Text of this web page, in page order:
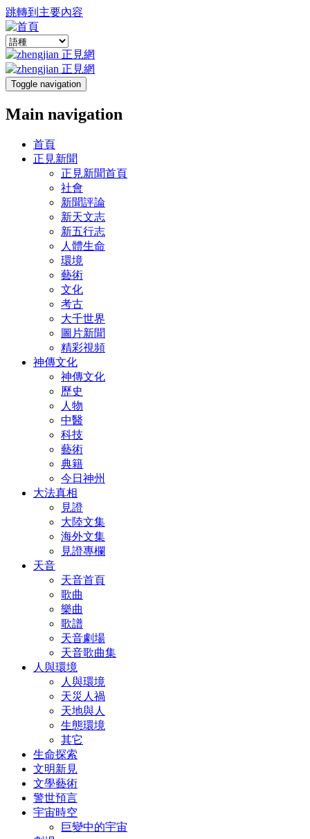
跳轉到主要內容
Toggle navigation
Main navigation
首頁
正見新聞
正見新聞首頁
社會
新聞評論
新天文志
新五行志
人體生命
環境
藝術
文化
考古
大千世界
圖片新聞
精彩視頻
神傳文化
神傳文化
歷史
人物
中醫
科技
藝術
典籍
今日神州
大法真相
見證
大陸文集
海外文集
見證專欄
天音
天音首頁
歌曲
樂曲
歌譜
天音劇場
天音歌曲集
人與環境
人與環境
天災人禍
天地與人
生態環境
其它
生命探索
文明新見
文學藝術
警世預言
宇宙時空
巨變中的宇宙